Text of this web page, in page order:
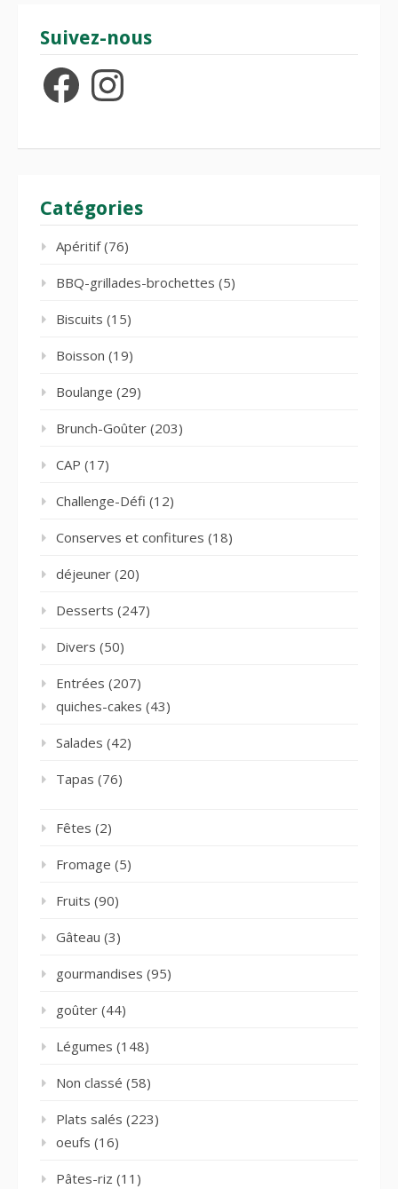
Suivez-nous
FacebookInstagram
Catégories
Apéritif(76)
BBQ-grillades-brochettes (5)
Biscuits (15)
Boisson (19)
Boulange (29)
Brunch-Goûter (203)
CAP (17)
Challenge-Défi (12)
Conserves et confitures (18)
déjeuner (20)
Desserts (247)
Divers (50)
Entrées (207)
quiches-cakes (43)
Salades (42)
Tapas (76)
Fêtes (2)
Fromage (5)
Fruits (90)
Gâteau (3)
gourmandises (95)
goûter (44)
Légumes (148)
Non classé (58)
Plats salés (223)
oeufs (16)
Pâtes-riz (11)